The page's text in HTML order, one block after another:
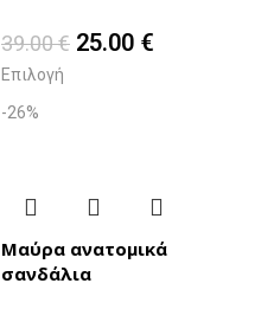
39.00€ 25.00 €
Επιλογή
-26%
Μαύρα ανατομικά
σανδάλια